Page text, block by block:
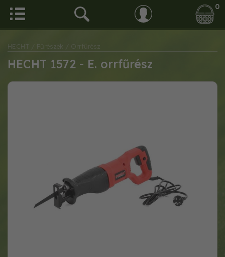
0
HECHT / Fűrészek / Orrfűrész
HECHT 1572 - E. orrfűrész